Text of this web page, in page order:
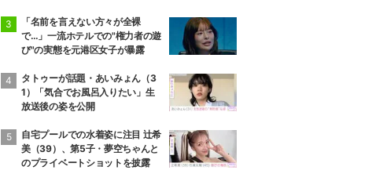
「名前を言えない方々が全裸
で…」一流ホテルでの"権力者の遊
び"の実態を元港区女子が暴露
タトゥーが話題・あいみょん（3
1）「気合でお風呂入りたい」生
放送後の姿を公開
自宅プールでの水着姿に注目 辻希
美（39）、第5子・夢空ちゃんと
のプライベートショットを披露